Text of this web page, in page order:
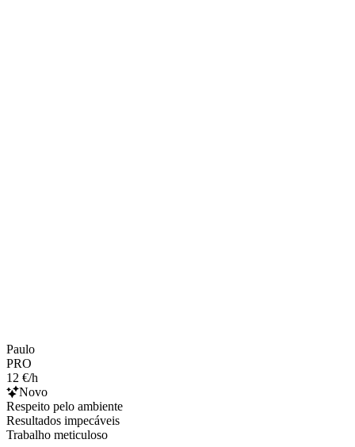
Paulo
PRO
12 €/h
Novo
Respeito pelo ambiente
Resultados impecáveis
Trabalho meticuloso